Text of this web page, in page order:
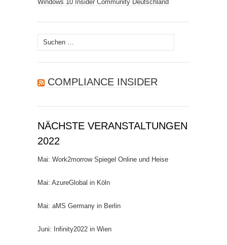
Windows 10 Insider Community Deutschland
Suchen
nach:
COMPLIANCE INSIDER
NÄCHSTE VERANSTALTUNGEN
2022
Mai: Work2morrow Spiegel Online und Heise
Mai: AzureGlobal in Köln
Mai: aMS Germany in Berlin
Juni: Infinity2022 in Wien